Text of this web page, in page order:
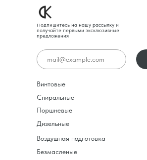
Подпишитесь на нашу рассылку и
получайте первыми эксклюзивные
предложения
Винтовые
Спиральные
Поршневые
Дизельные
Воздушная подготовка
Безмасленые